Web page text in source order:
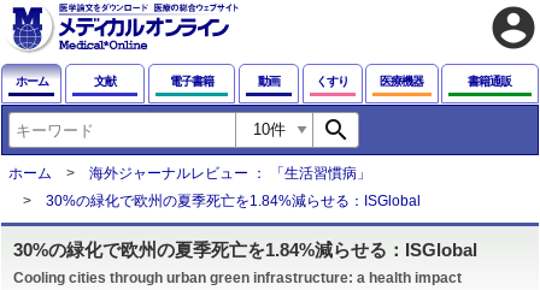
account_circle
ホーム 文献 電子書籍 動画 くすり 医療機器 書籍通販
search
ホーム
海外ジャーナルレビュー ： 「生活習慣病」
30%の緑化で欧州の夏季死亡を1.84%減らせる：ISGlobal
30%の緑化で欧州の夏季死亡を1.84%減らせる：ISGlobal
Cooling cities through urban green infrastructure: a health impact